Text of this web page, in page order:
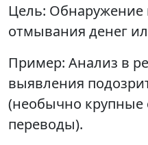
Цель:
отмывания денег
Пример: Анализ в
выявления
(необычно
переводы).